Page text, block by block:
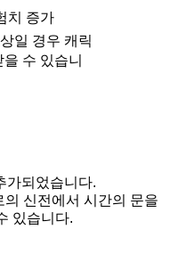
치 증가
일 경우 캐릭
수 있습니
가되었습니다.
신전에서 시간의 문을
있습니다.